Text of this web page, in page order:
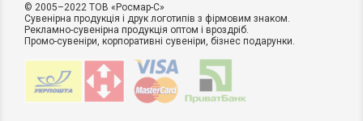
© 2005–2022 ТОВ «Росмар-C»
Сувенірна продукція і друк логотипів з фірмовим знаком.
Рекламно-сувенірна продукція оптом і вроздріб.
Промо-сувеніри, корпоративні сувеніри, бізнес подарунки.